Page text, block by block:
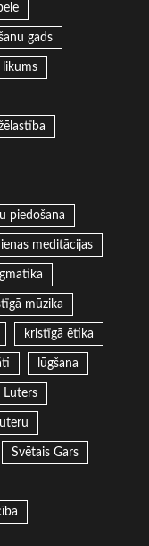
gads
likums
piedošana
meditācijas
mūzika
kristīgā ētika
lūgšana
Luters
Svētais Gars